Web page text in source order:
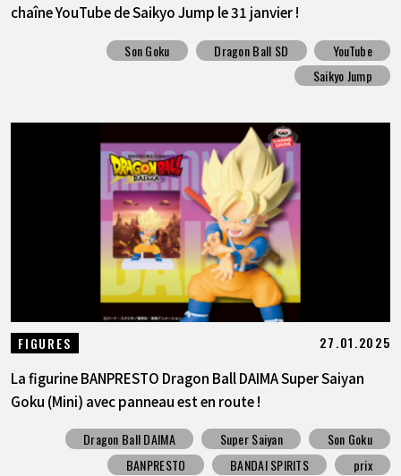
chaîne YouTube de Saikyo Jump le 31 janvier !
Son Goku Dragon Ball SD
YouTube
Saikyo Jump
FIGURES 27.01.2025
La figurine BANPRESTO Dragon Ball DAIMA Super Saiyan
Goku (Mini) avec panneau est en route !
Dragon Ball DAIMA Super Saiyan
Son Goku
BANPRESTO
BANDAI SPIRITS prix